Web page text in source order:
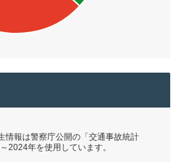
情報は警察庁公開の「交通事故統計
2024年を使用しています。